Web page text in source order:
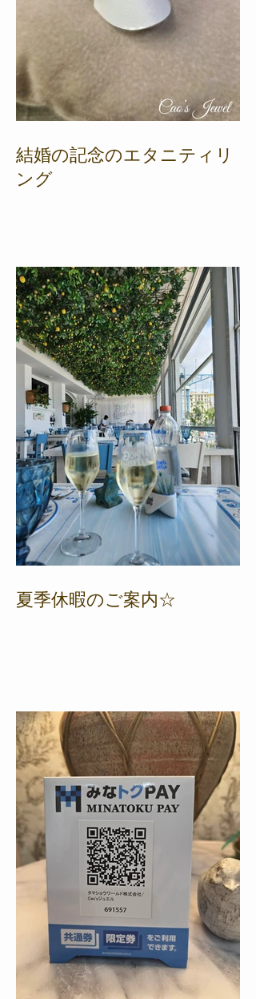
結婚の記念のエタニティリ
ング
夏季休暇のご案内☆